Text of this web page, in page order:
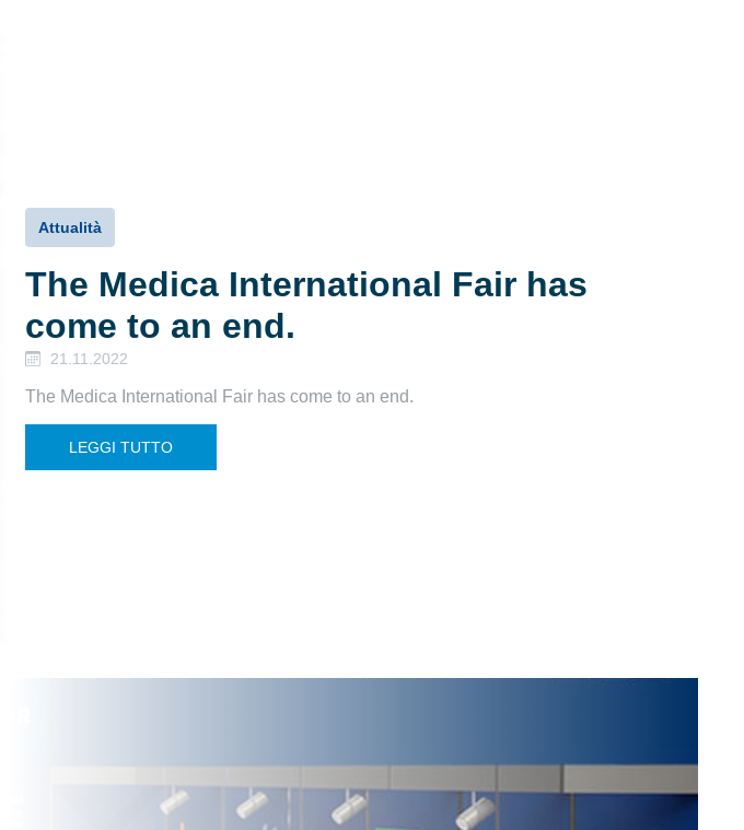
Attualità
The Medica International Fair has
come to an end.
21.11.2022
The Medica International Fair has come to an end.
LEGGI TUTTO